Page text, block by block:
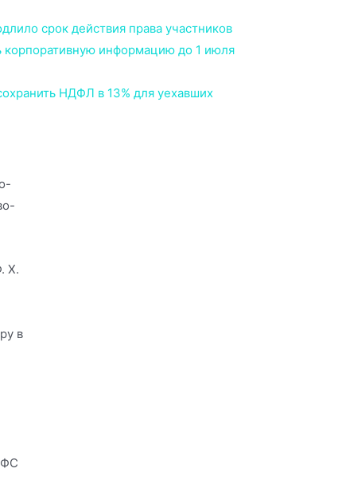
срок действия права участников
корпоративную информацию до 1 июля
НДФЛ в 13% для уехавших
Х.
в
ФС